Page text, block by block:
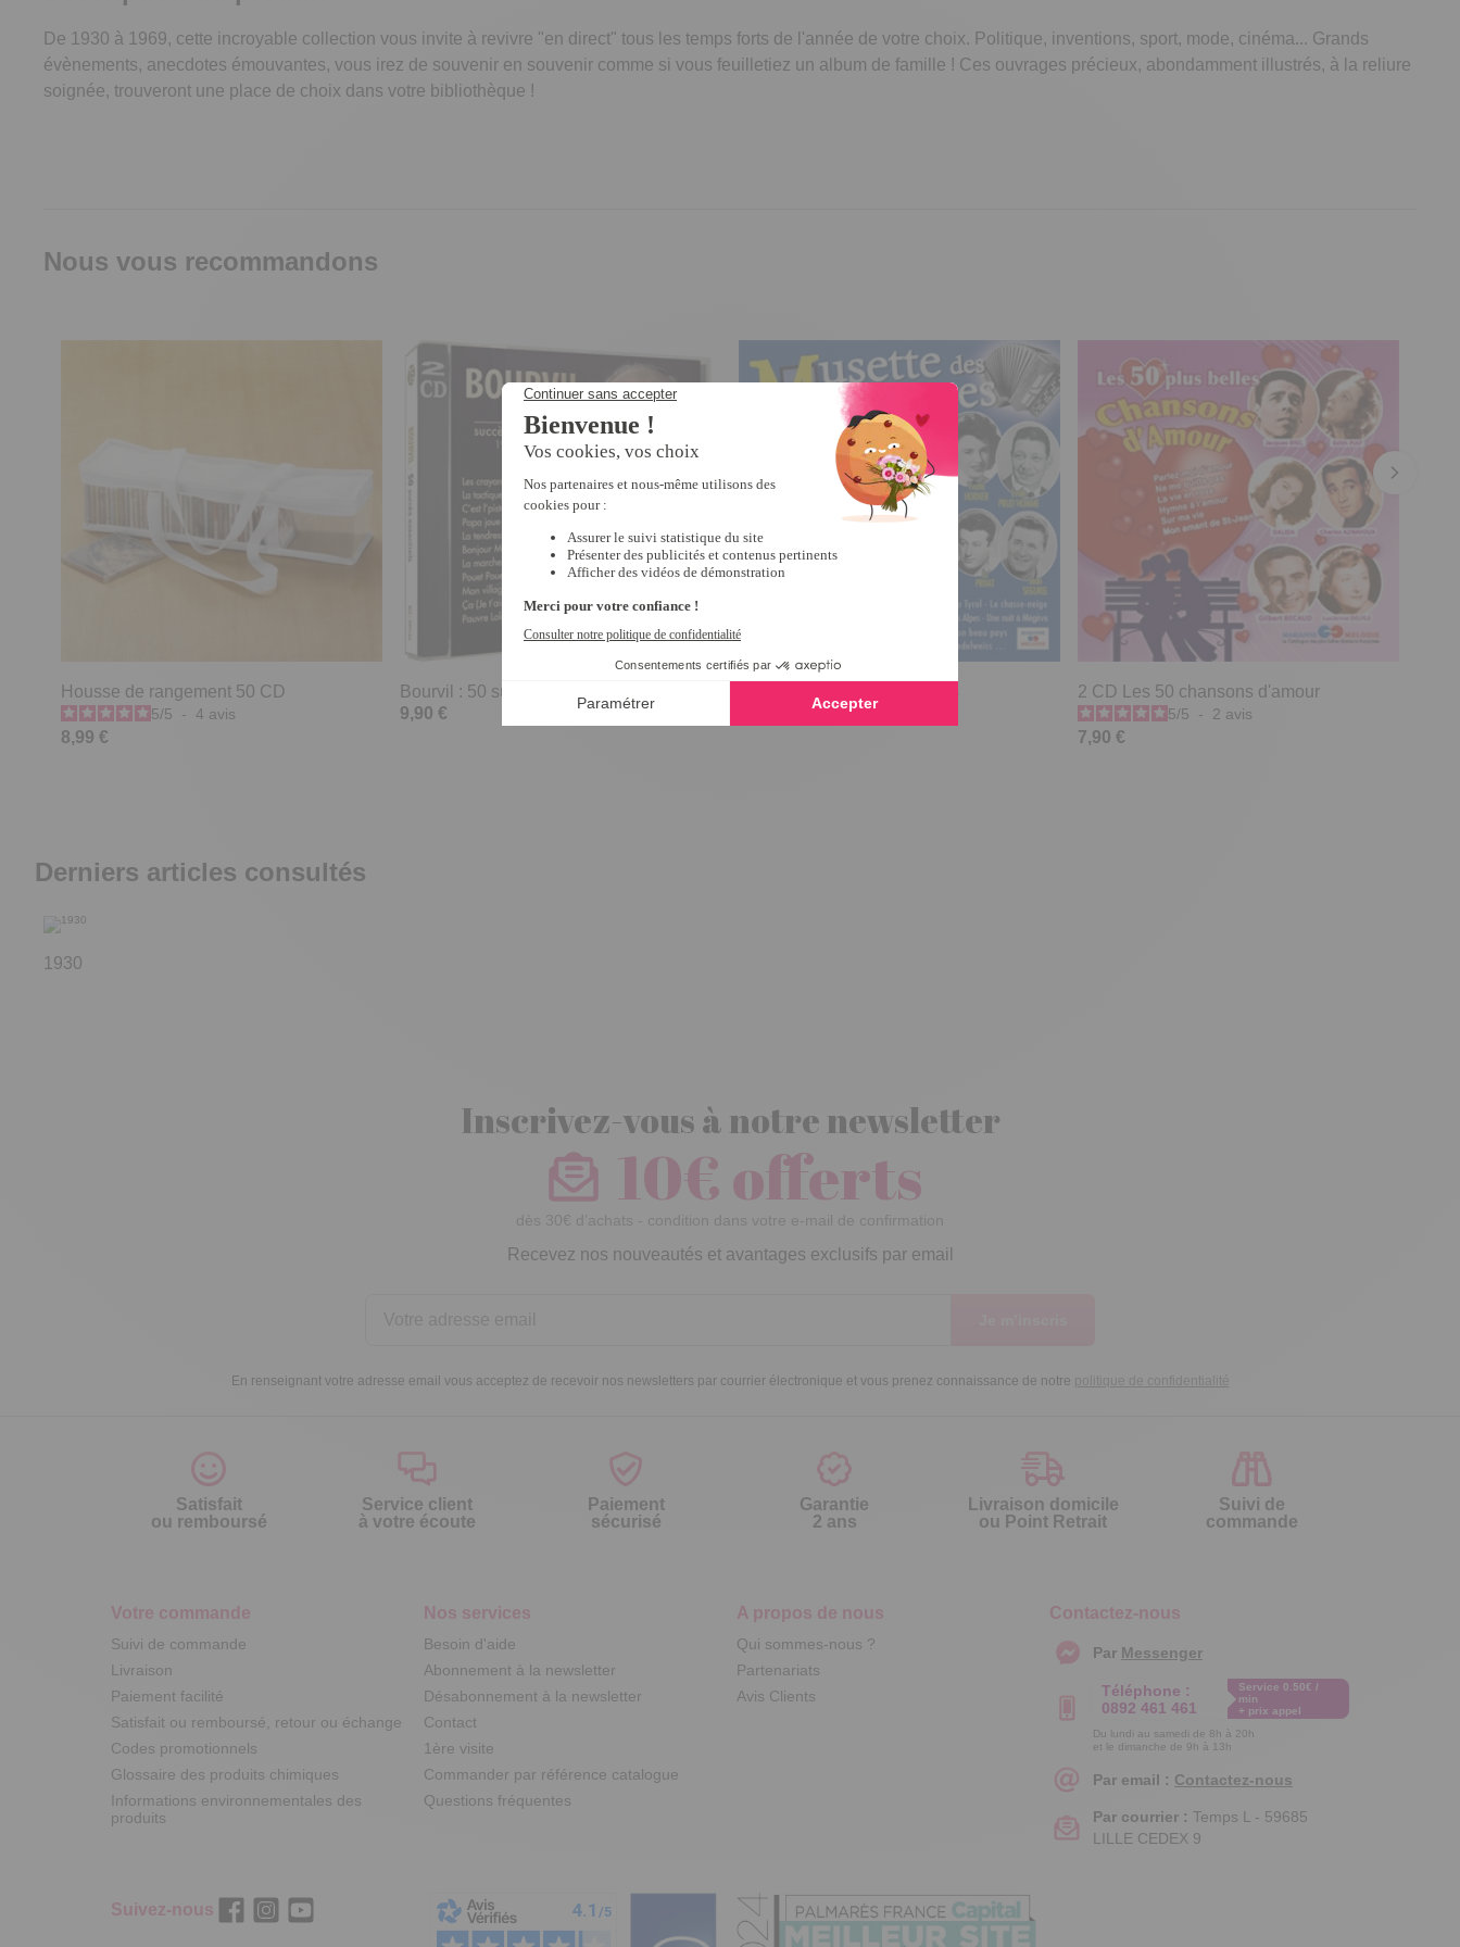
De 1930 à 1969, cette incroyable collection vous invite à revivre "en direct" tous les temps forts de l'année de votre choix. Politique, inventions, sport, mode, cinéma... Grands
évènements, anecdotes émouvantes, vous irez de souvenir en souvenir comme si vous feuilletiez un album de famille ! Ces ouvrages précieux, abondamment illustrés, à la reliure
soignée, trouveront une place de choix dans votre bibliothèque !
Nous vous recommandons
Housse de rangement 50 CD
5/5 - 4 avis
8,99 €
Bourvil : 50 succès essentiels 1960-1970
9,90 €
2 CD Les 50 chansons d'amour
5/5 - 2 avis
7,90 €
Derniers articles consultés
1930
Inscrivez-vous à notre newsletter
10€ offerts
dès 30€ d’achats - condition dans votre e-mail de confirmation
Recevez nos nouveautés et avantages exclusifs par email
En renseignant votre adresse email vous acceptez de recevoir nos newsletters par courrier électronique et vous prenez connaissance de notre politique de confidentialité
Satisfait
ou remboursé
Service client
à votre écoute
Paiement
sécurisé
Garantie
2 ans
Livraison domicile
ou Point Retrait
Suivi de
commande
Votre commande
Suivi de commande
Livraison
Paiement facilité
Satisfait ou remboursé, retour ou échange
Codes promotionnels
Glossaire des produits chimiques
Informations environnementales des
produits
Nos services
Besoin d'aide
Abonnement à la newsletter
Désabonnement à la newsletter
Contact
1ère visite
Commander par référence catalogue
Questions fréquentes
A propos de nous
Qui sommes-nous ?
Partenariats
Avis Clients
Contactez-nous
Par Messenger
Téléphone :
0892 461 461
Service 0.50€ /
min
+ prix appel
Du lundi au samedi de 8h à 20h
et le dimanche de 9h à 13h
Par email : Contactez-nous
Par courrier : Temps L - 59685
LILLE CEDEX 9
Suivez-nous